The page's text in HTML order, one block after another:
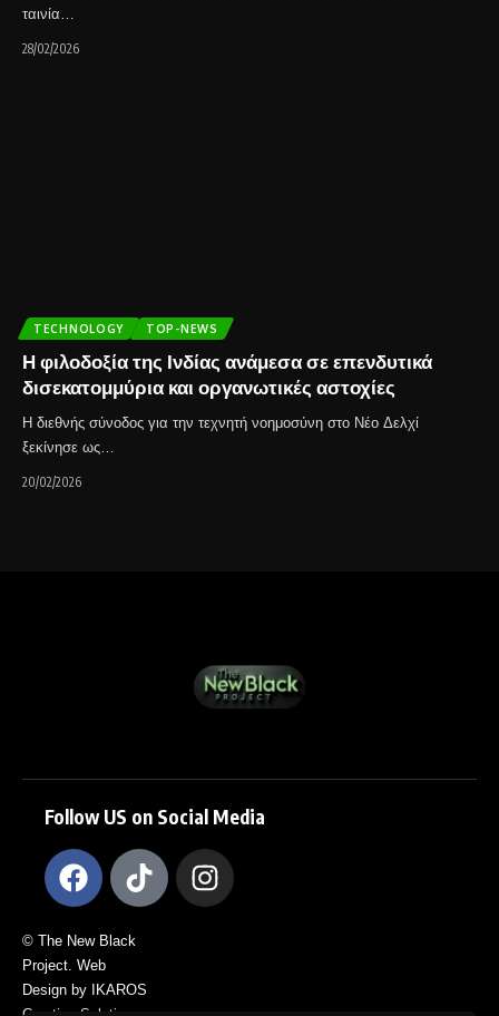
ταινία…
28/02/2026
TECHNOLOGY TOP-NEWS
Η φιλοδοξία της Ινδίας ανάμεσα σε επενδυτικά
δισεκατομμύρια και οργανωτικές αστοχίες
Η διεθνής σύνοδος για την τεχνητή νοημοσύνη στο Νέο Δελχί
ξεκίνησε ως…
20/02/2026
Follow US on Social Media
© The New Black
Project. Web
Design by IKAROS